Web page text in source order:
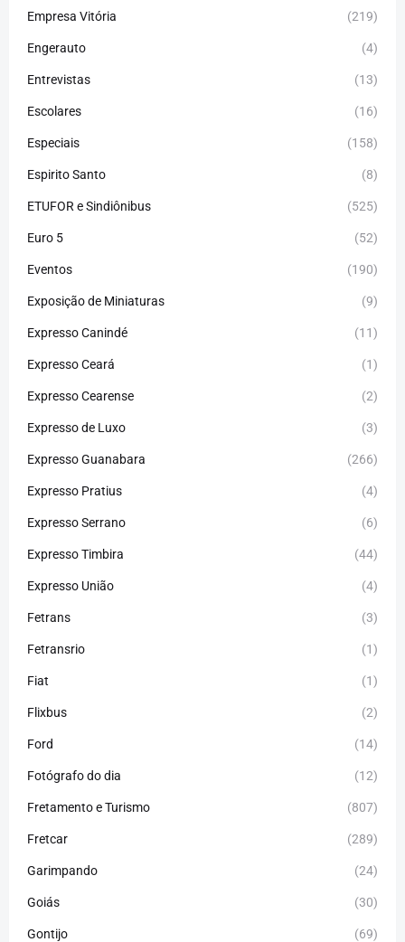
Empresa Vitória (219)
Engerauto (4)
Entrevistas (13)
Escolares (16)
Especiais (158)
Espirito Santo (8)
ETUFOR e Sindiônibus (525)
Euro 5 (52)
Eventos (190)
Exposição de Miniaturas (9)
Expresso Canindé (11)
Expresso Ceará (1)
Expresso Cearense (2)
Expresso de Luxo (3)
Expresso Guanabara (266)
Expresso Pratius (4)
Expresso Serrano (6)
Expresso Timbira (44)
Expresso União (4)
Fetrans (3)
Fetransrio (1)
Fiat (1)
Flixbus (2)
Ford (14)
Fotógrafo do dia (12)
Fretamento e Turismo (807)
Fretcar (289)
Garimpando (24)
Goiás (30)
Gontijo (69)